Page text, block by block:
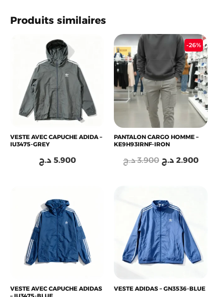
Produits similaires
VESTE AVEC CAPUCHE ADIDA –
IU3475-GREY
5.900 د.ج
-26%
PANTALON CARGO HOMME –
KE9H93IRNF-IRON
3.900 د.ج
Le
prix
initial
était :
3.900 د.ج.
2.900 د.ج
Le
prix
est :
VESTE AVEC CAPUCHE ADIDAS
VESTE ADIDAS – GN3536-BLUE